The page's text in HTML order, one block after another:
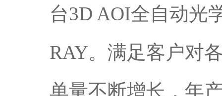
台3D AOI全自动光
RAY。满足客户对
单量不断增长，年